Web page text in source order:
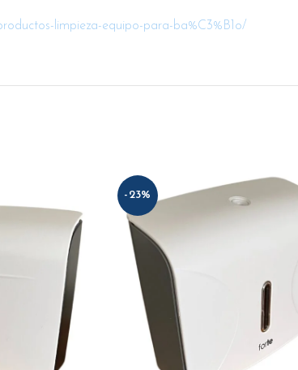
limpieza-equipo-para-ba%C3%B1o/
-23%